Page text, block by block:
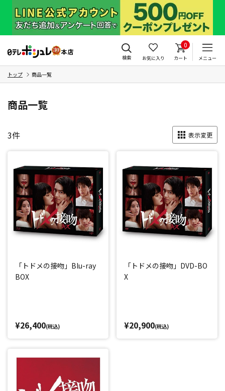
検索 お気に入り
0
カート メニュー
トップ 商品一覧
商品一覧
3件 表示変更
「トドメの接吻」Blu-ray
BOX
¥26,400(税込)
「トドメの接吻」DVD-BO
X
¥20,900(税込)